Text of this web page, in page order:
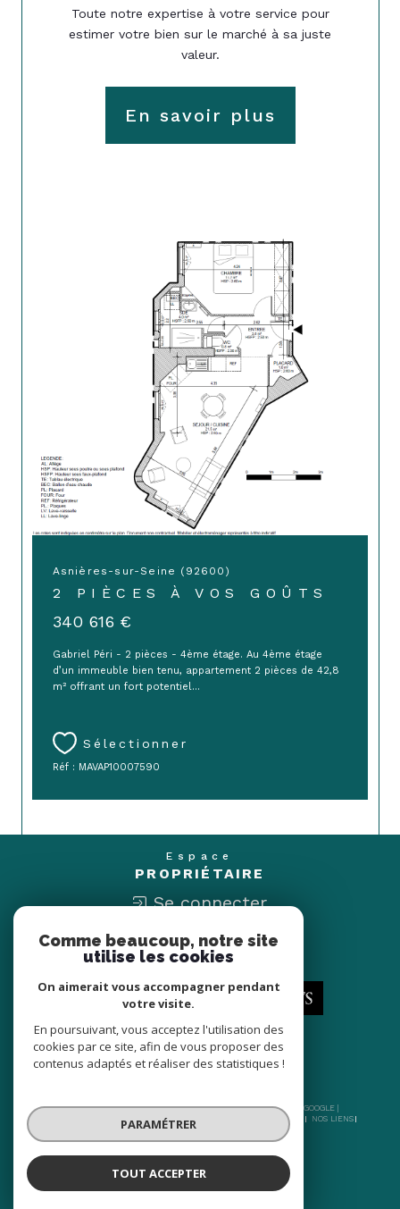
Toute notre expertise à votre service pour
estimer votre bien sur le marché à sa juste
valeur.
En savoir plus
Asnières-sur-Seine (92600)
2 PIÈCES À VOS GOÛTS
340 616 €
Gabriel Péri - 2 pièces - 4ème étage. Au 4ème étage
d’un immeuble bien tenu, appartement 2 pièces de 42,8
m² offrant un fort potentiel...
Sélectionner
Réf : MAVAP10007590
Espace
PROPRIÉTAIRE
Se connecter
Nous
ADHÉRONS
© 2026 | TOUS DROITS RÉSERVÉS | TRADUCTION POWERED BY GOOGLE |
PLAN DU SITE ADMIN
NOS LIENS
POLITIQUE RGPD
Comme beaucoup, notre site
utilise les cookies
On aimerait vous accompagner pendant
votre visite.
En poursuivant, vous acceptez l'utilisation des
cookies par ce site, afin de vous proposer des
contenus adaptés et réaliser des statistiques !
PARAMÉTRER
TOUT ACCEPTER